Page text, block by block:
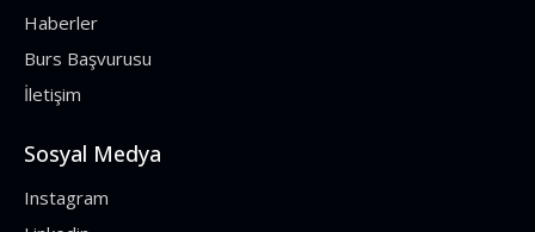
Haberler
Burs Başvurusu
İletişim
Sosyal Medya
Instagram